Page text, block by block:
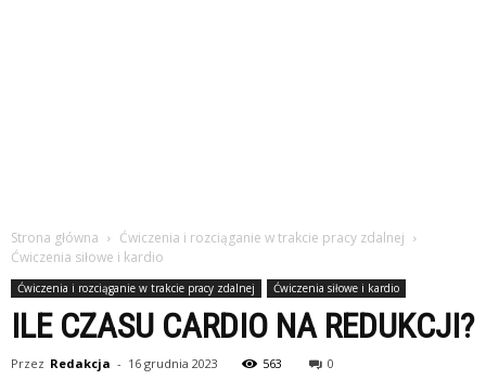
Strona główna
Ćwiczenia i rozciąganie w trakcie pracy zdalnej
Ćwiczenia siłowe i kardio
Ćwiczenia i rozciąganie w trakcie pracy zdalnej Ćwiczenia siłowe i kardio
ILE CZASU CARDIO NA REDUKCJI?
Przez Redakcja - 16 grudnia 2023 563 0